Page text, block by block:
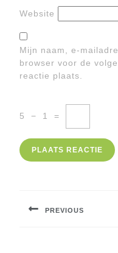
Website
Mijn naam, e-
browser voor de
reactie plaats.
5 − 1 =
PREVIOUS